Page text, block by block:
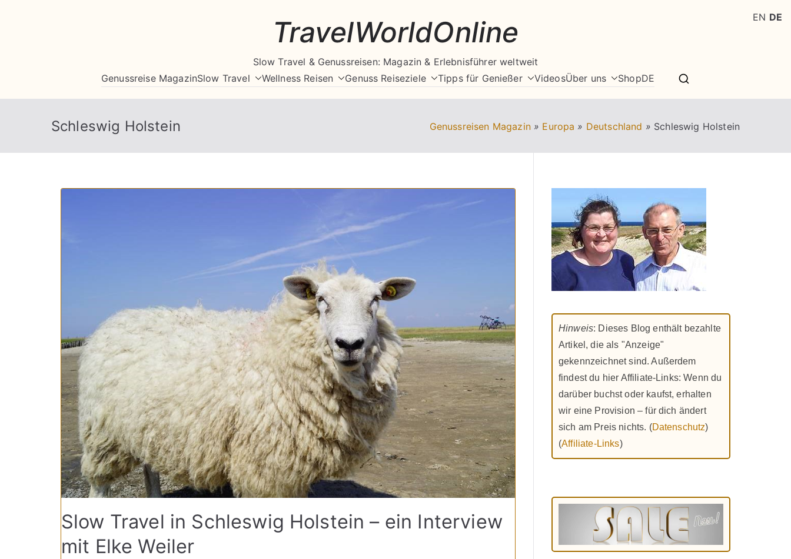
TravelWorldOnline
Slow Travel & Genussreisen: Magazin & Erlebnisführer weltweit
Genussreise MagazinSlow Travel Wellness Reisen Genuss Reiseziele Tipps für Genießer VideosÜber uns ShopDE
Schleswig Holstein Genussreisen Magazin » Europa » Deutschland » Schleswig Holstein
Slow Travel in Schleswig Holstein – ein Interview
mit Elke Weiler
Hinweis: Dieses Blog enthält bezahlte
Artikel, die als "Anzeige"
gekennzeichnet sind. Außerdem
findest du hier Affiliate-Links: Wenn du
darüber buchst oder kaufst, erhalten
wir eine Provision – für dich ändert
sich am Preis nichts. (Datenschutz)
(Affiliate-Links)
EN DE